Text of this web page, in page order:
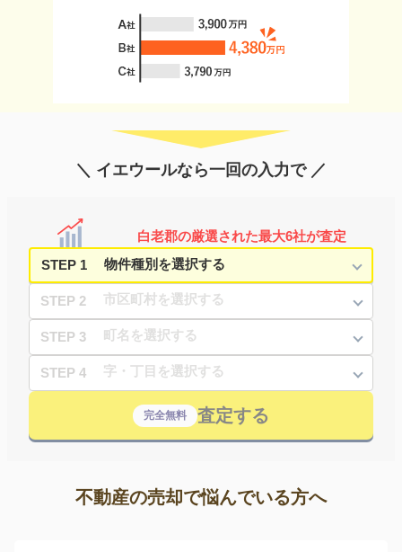
＼ イエウールなら一回の入力で ／
白老郡の厳選された最大6社が査定
STEP 1
STEP 2
STEP 3
STEP 4
完全無料 査定する
不動産の売却で悩んでいる方へ